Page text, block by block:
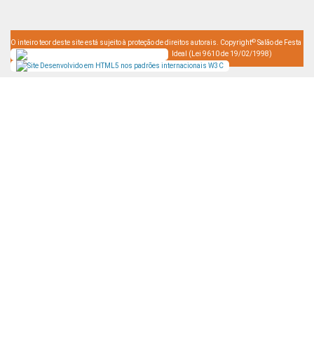
O inteiro teor deste site está sujeito à proteção de direitos autorais. Copyright© Salão de Festa
Ideal (Lei 9610 de 19/02/1998)